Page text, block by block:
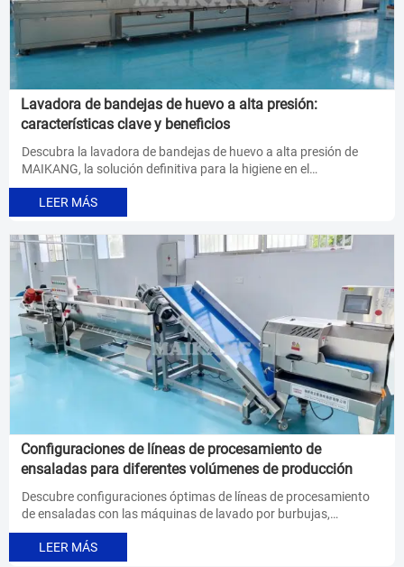
Lavadora de bandejas de huevo a alta presión:
características clave y beneficios
Descubra la lavadora de bandejas de huevo a alta presión de
MAIKANG, la solución definitiva para la higiene en el
procesamiento de alimentos. Este equipo industrial combina
una limpieza potente (50-150 psi) con un manejo suave,
reduciendo el uso de agua en un 30-45% y cumpliendo con los
estrictos estándares de la FDA. Perfecto para combinar con
máquinas de vapor en túnel en el procesamiento de alimentos
congelados.
LEER MÁS
Configuraciones de líneas de procesamiento de
ensaladas para diferentes volúmenes de producción
Descubre configuraciones óptimas de líneas de procesamiento
de ensaladas con las máquinas de lavado por burbujas,
sistemas de corte de frutas y cortadoras de papas fritas de
MAIKANG para producción a gran escala. Ahorra un 30% con
LEER MÁS